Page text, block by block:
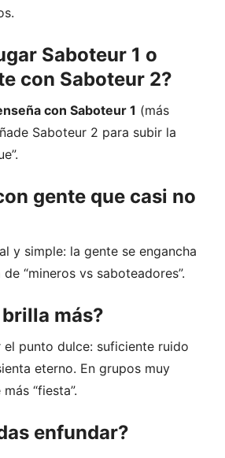
Saboteur 1 o
con Saboteur 2?
con Saboteur 1 (más
Saboteur 2 para subir la
gente que casi no
y simple: la gente se engancha
“mineros vs saboteadores”.
más?
el punto dulce: suficiente ruido
eterno. En grupos muy
“fiesta”.
enfundar?